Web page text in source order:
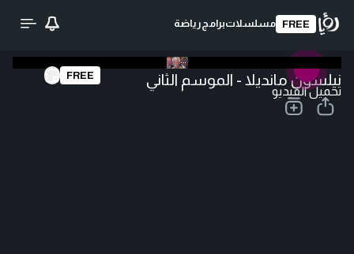
FREE مسلسلاتبرامج رياضة
تحميل الفيديو
FREE نيلسون مانديلا - الموسم الثاني